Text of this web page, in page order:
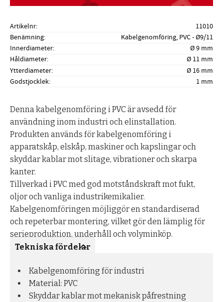
Artikelnr
11010
Benämning
Kabelgenomföring, PVC - Ø9/11
Innerdiameter
Ø 9 mm
Håldiameter
Ø 11 mm
Ytterdiameter
Ø 16 mm
Godstjocklek
1 mm
Denna kabelgenomföring i PVC är avsedd för
användning inom industri och elinstallation.
Produkten används för kabelgenomföring i
apparatskåp, elskåp, maskiner och kapslingar och
skyddar kablar mot slitage, vibrationer och skarpa
kanter.
Tillverkad i PVC med god motståndskraft mot fukt,
oljor och vanliga industrikemikalier.
Kabelgenomföringen möjliggör en standardiserad
och repeterbar montering, vilket gör den lämplig för
serieproduktion, underhåll och volyminköp.
Tekniska fördelar
Kabelgenomföring för industri
Material: PVC
Skyddar kablar mot mekanisk påfrestning